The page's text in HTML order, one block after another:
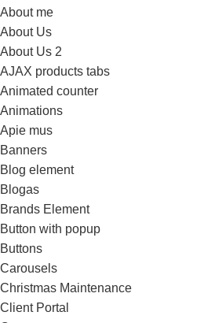
About me
About Us
About Us 2
AJAX products tabs
Animated counter
Animations
Apie mus
Banners
Blog element
Blogas
Brands Element
Button with popup
Buttons
Carousels
Christmas Maintenance
Client Portal